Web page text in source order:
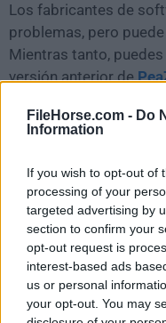
FileHorse.com - Do
Information
If you wish to opt-out of
processing of your
targeted advertising by
section to confirm your
opt-out request is
interest-based ads
us or personal
your opt-out. You may
Los fabricantes de
problemas, pero
Mientras tanto,
versión anterior de
Para aquellos
simplemente haz
clic
Todas las versiones
sitio web son
disponibles para su
Nos encantaría saber